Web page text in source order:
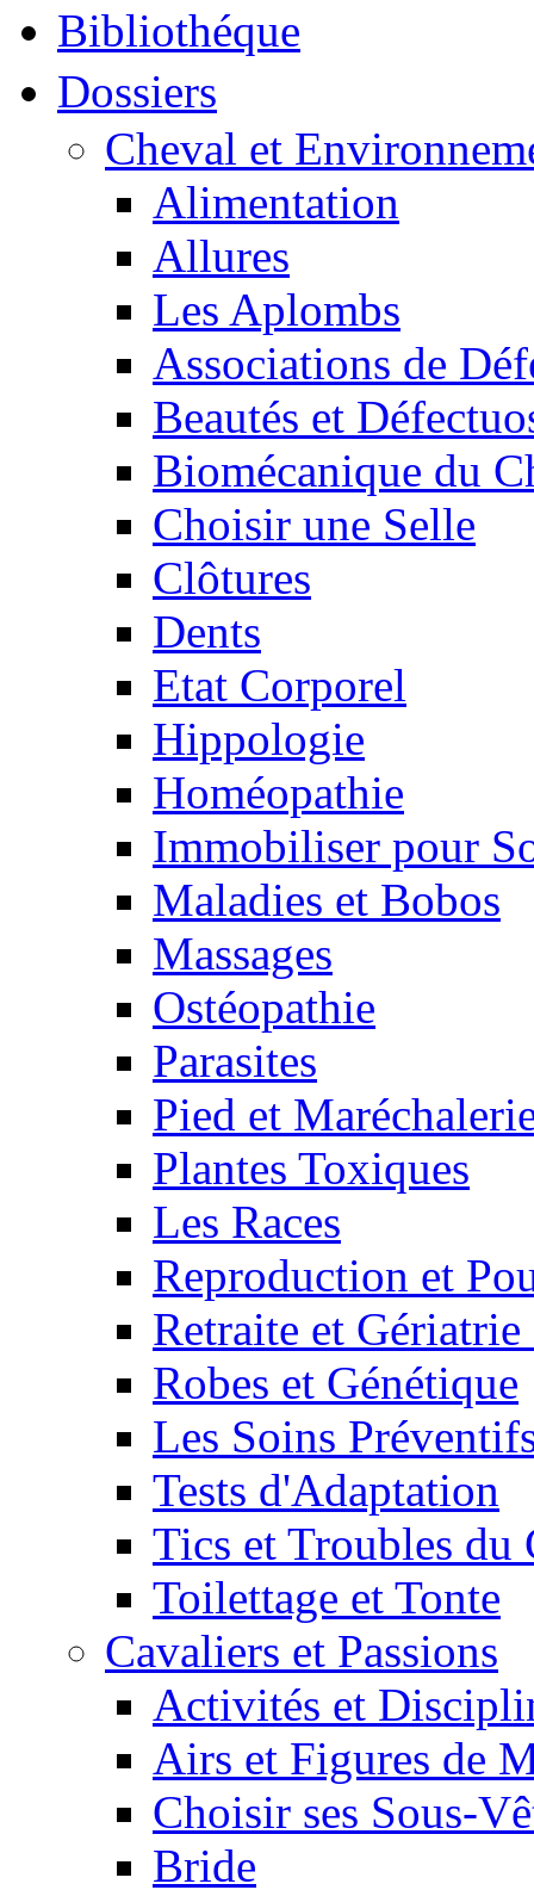
Bibliothéque
Dossiers
Cheval et
Alimentation
Allures
Les Aplombs
Associations de
Beautés et
Biomécanique du
Choisir une Selle
Clôtures
Dents
Etat Corporel
Hippologie
Homéopathie
Immobiliser pour
Maladies et Bobos
Massages
Ostéopathie
Parasites
Pied et
Plantes Toxiques
Les Races
Reproduction et
Retraite et
Robes et Génétique
Les Soins
Tests d'Adaptation
Tics et Troubles du
Toilettage et Tonte
Cavaliers et Passions
Activités et
Airs et Figures de
Choisir ses Sous-
Bride